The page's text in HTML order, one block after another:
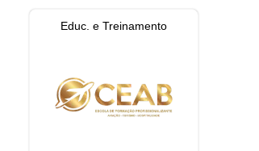
Educ. e Treinamento